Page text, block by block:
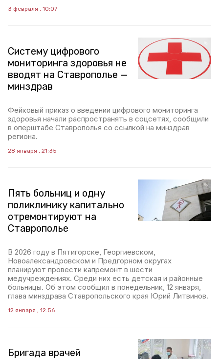
3 февраля , 10:07
Систему цифрового
мониторинга здоровья не
вводят на Ставрополье —
минздрав
Фейковый приказ о введении цифрового мониторинга
здоровья начали распространять в соцсетях, сообщили
в оперштабе Ставрополья со ссылкой на минздрав
региона.
28 января , 21:35
Пять больниц и одну
поликлинику капитально
отремонтируют на
Ставрополье
В 2026 году в Пятигорске, Георгиевском,
Новоалександровском и Предгорном округах
планируют провести капремонт в шести
медучреждениях. Среди них есть детская и районные
больницы. Об этом сообщил в понедельник, 12 января,
глава минздрава Ставропольского края Юрий Литвинов.
12 января , 12:56
Бригада врачей